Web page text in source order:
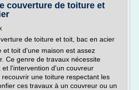
couverture de toiture et
de toiture et toit, bac en acier
et toit d'une maison est assez
Ce genre de travaux nécessite
et l'intervention d'un couvreur
une toiture respectant les
ces travaux à un couvreur ou un